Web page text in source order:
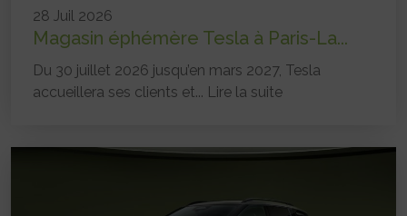
28 Juil 2026
Magasin éphémère Tesla à Paris-La...
Du 30 juillet 2026 jusqu’en mars 2027, Tesla
accueillera ses clients et... Lire la suite